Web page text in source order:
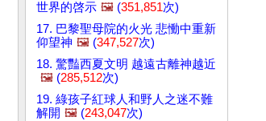
世界的啓示 🖼️ (351,851次)
17. 巴黎聖母院的火光 悲慟中重新
仰望神 🖼️ (347,527次)
18. 驚豔西夏文明 越遠古離神越近
🖼️ (285,512次)
19. 綠孩子紅球人和野人之迷不難
解開 🖼️ (243,047次)